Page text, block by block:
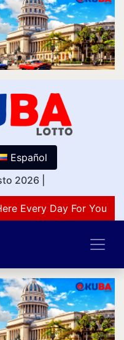
Español
2026
Every Day For You